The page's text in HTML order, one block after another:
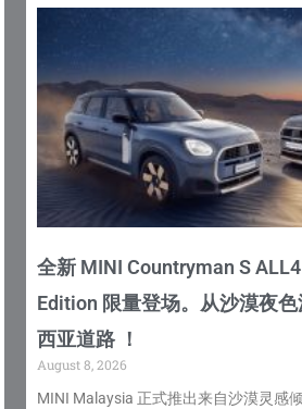
全新 MINI Countryman S
Edition 限量登场。从沙漠夜
西亚道路 ！
August 8, 2026
MINI Malaysia 正式推出来自沙漠灵感